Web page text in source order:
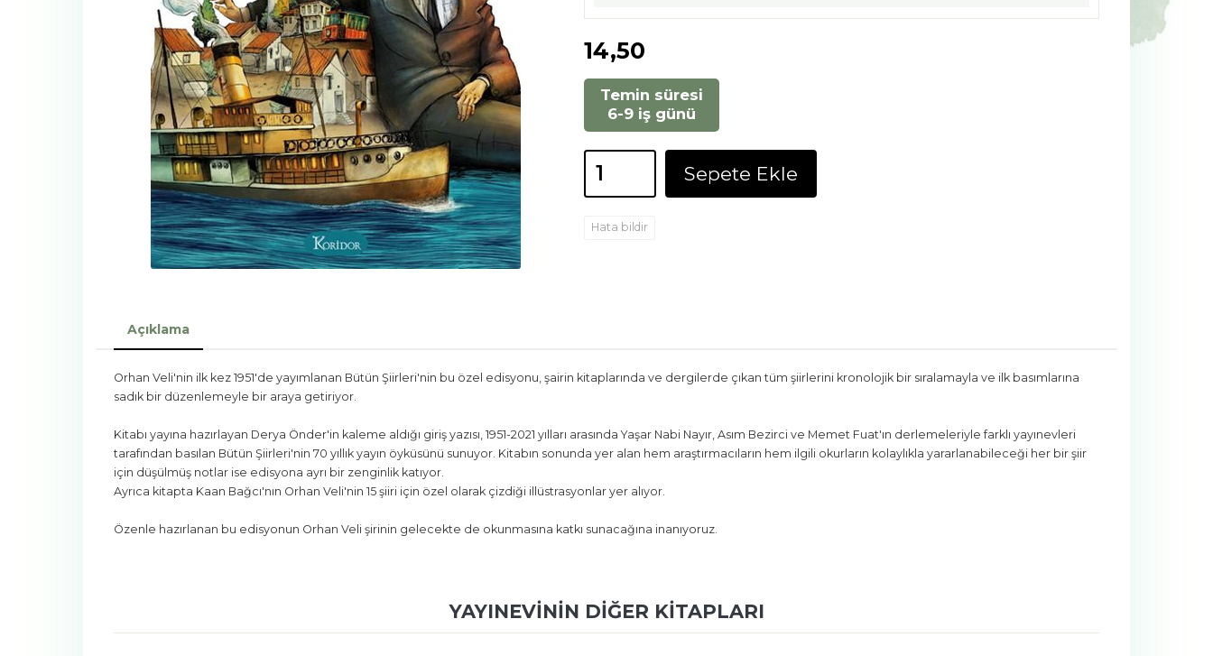
14,50
Temin süresi
6-9 iş günü
Sepete Ekle
Hata bildir
Açıklama
Orhan Veli'nin ilk kez 1951'de yayımlanan Bütün Şiirleri'nin bu özel edisyonu, şairin kitaplarında ve dergilerde çıkan tüm şiirlerini kronolojik bir sıralamayla ve ilk basımlarına
sadık bir düzenlemeyle bir araya getiriyor.
Kitabı yayına hazırlayan Derya Önder'in kaleme aldığı giriş yazısı, 1951-2021 yılları arasında Yaşar Nabi Nayır, Asım Bezirci ve Memet Fuat'ın derlemeleriyle farklı yayınevleri
tarafından basılan Bütün Şiirleri'nin 70 yıllık yayın öyküsünü sunuyor. Kitabın sonunda yer alan hem araştırmacıların hem ilgili okurların kolaylıkla yararlanabileceği her bir şiir
için düşülmüş notlar ise edisyona ayrı bir zenginlik katıyor.
Ayrıca kitapta Kaan Bağcı'nın Orhan Veli'nin 15 şiiri için özel olarak çizdiği illüstrasyonlar yer alıyor.
Özenle hazırlanan bu edisyonun Orhan Veli şirinin gelecekte de okunmasına katkı sunacağına inanıyoruz.
YAYINEVININ DIĞER KITAPLARI